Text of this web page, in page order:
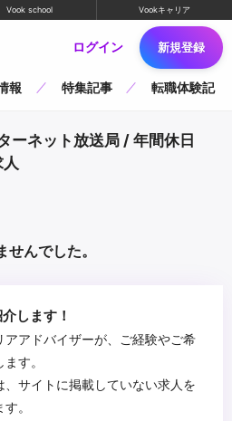
Vook school Vookキャリア
ログイン 新規登録
報 特集記事 転職体験記
ーネット放送局 / 年間休日
んでした。
します！
アドバイザーが、ご経験やご希
す。
サイトに掲載していない求人を
。